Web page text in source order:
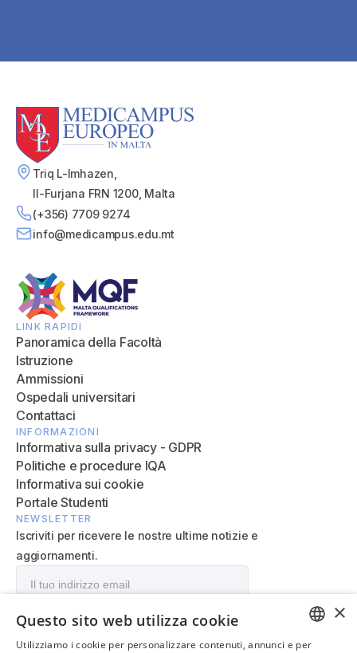
Triq L-Imhazen,
Il-Furjana FRN 1200, Malta
(+356) 7709 9274
info@medicampus.edu.mt
LINK RAPIDI
Panoramica della Facoltà
Istruzione
Ammissioni
Ospedali universitari
Contattaci
INFORMAZIONI
Informativa sulla privacy - GDPR
Politiche e procedure IQA
Informativa sui cookie
Portale Studenti
NEWSLETTER
Iscriviti per ricevere le nostre ultime notizie e
aggiornamenti.
×
Questo sito web utilizza cookie
Utilizziamo i cookie per personalizzare contenuti, annunci e per